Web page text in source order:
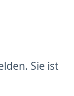
Sie ist